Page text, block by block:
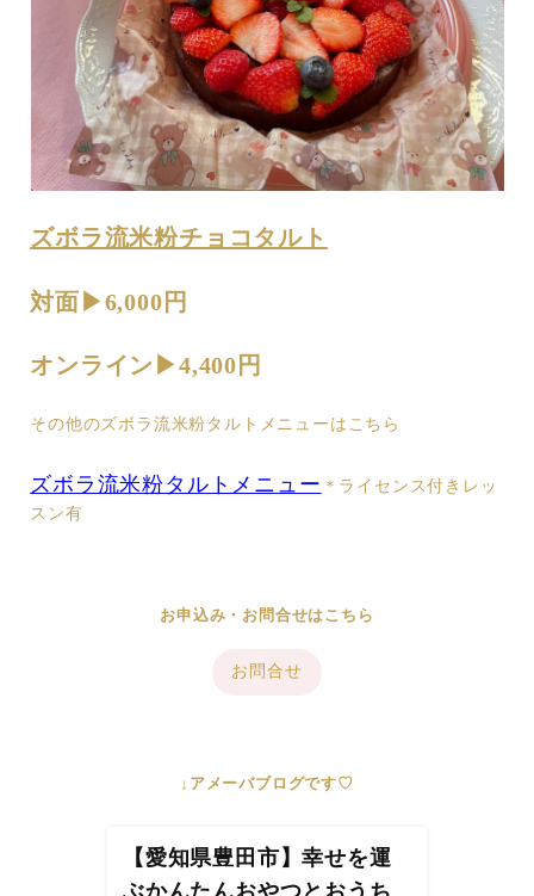
ズボラ流米粉チョコタルト
対面▶︎6,000円
オンライン▶︎4,400円
その他のズボラ流米粉タルトメニューはこちら
ズボラ流米粉タルトメニュー ＊ライセンス付きレッ
スン有
お申込み・お問合せはこちら
お問合せ
↓アメーバブログです♡
【愛知県豊田市】幸せを運